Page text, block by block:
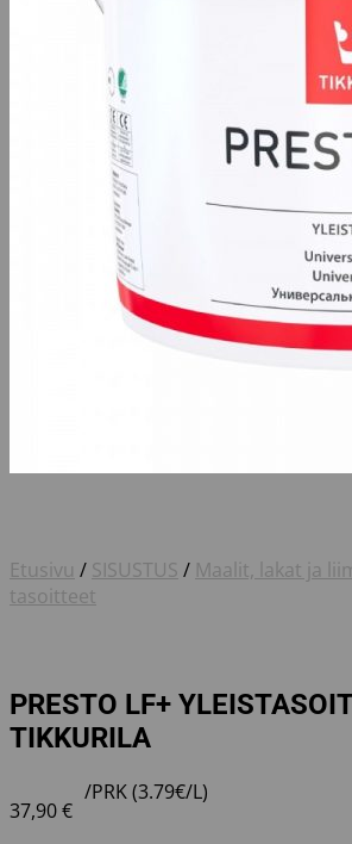
Etusivu / SISUSTUS / Maalit, lakat ja
tasoitteet
PRESTO LF+
TIKKURILA
37,90€
/PRK (3.79€/L)